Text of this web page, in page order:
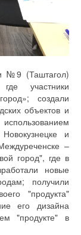
№9 (Таштагол)
участники
создали
объектов и
и
–
город", где в
новые
получили
"продукта"
его дизайна
"продукте" в